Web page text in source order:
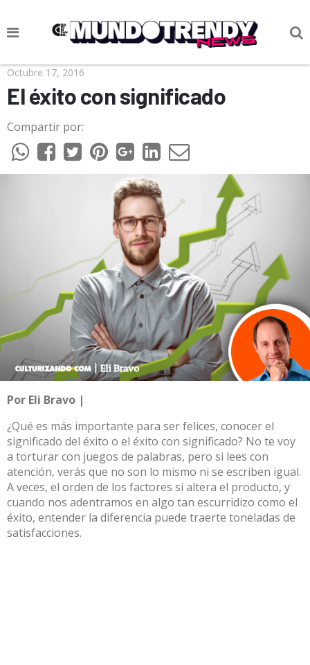
NOTICIAS
CULTURA POP
CIENCIA Y TECNOLOGÍA
VIDA
CULTURIZANDO.COM
Octubre 17, 2016
El éxito con significado
Compartir por:
Por Eli Bravo |
¿Qué es más importante para ser felices, conocer el
significado del éxito o el éxito con significado? No te voy
a torturar con juegos de palabras, pero si lees con
atención, verás que no son lo mismo ni se escriben igual.
A veces, el orden de los factores sí altera el producto, y
cuando nos adentramos en algo tan escurridizo como el
éxito, entender la diferencia puede traerte toneladas de
satisfacciones.